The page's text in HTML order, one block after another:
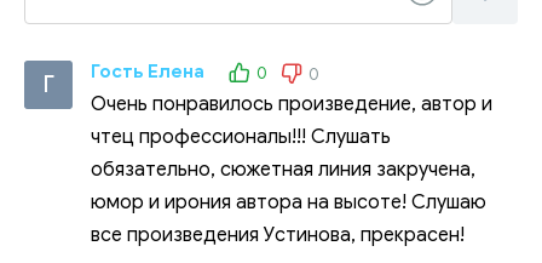
Г Гость Елена 0 0
Очень понравилось произведение, автор и
чтец профессионалы!!! Слушать
обязательно, сюжетная линия закручена,
юмор и ирония автора на высоте! Слушаю
все произведения Устинова, прекрасен!